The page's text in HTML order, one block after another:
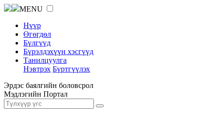
MENU
Нүүр
Өгөгдөл
Бүлгүүд
Бүрэлдэхүүн хэсгүүд
Танилцуулга
Нэвтрэх Бүртгүүлэх
Эрдэс баялгийн боловсрол
Мэдлэгийн Портал